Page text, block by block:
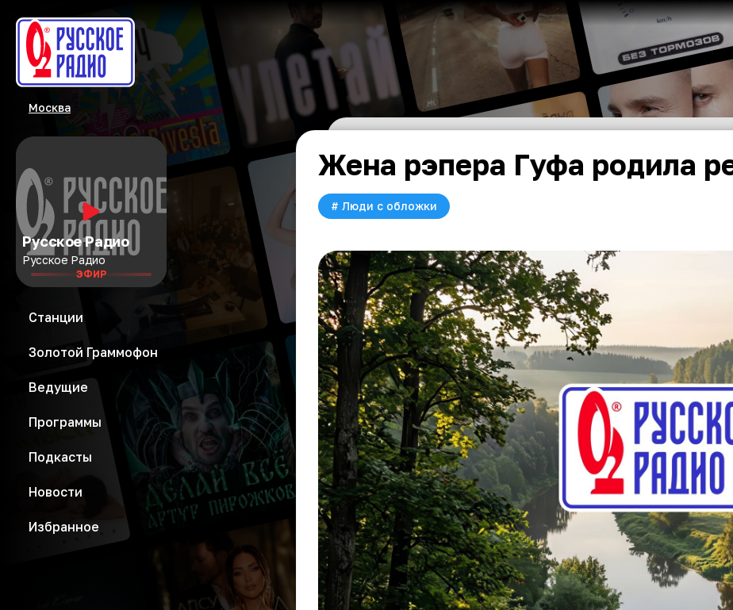
Москва
Русское Радио
Русское Радио
ЭФИР
Станции
Золотой Граммофон
Ведущие
Программы
Подкасты
Новости
Избранное
Жена рэпера Гуфа родила
# Люди с обложки